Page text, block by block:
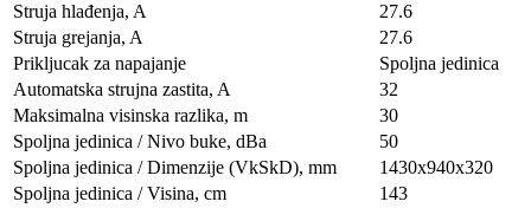
Struja hlađenja, A
27.6
Struja grejanja, A
27.6
Prikljucak za napajanje
Spoljna jedinica
Automatska strujna zastita, A
32
Maksimalna visinska razlika, m
30
Spoljna jedinica / Nivo buke, dBa
50
Spoljna jedinica / Dimenzije (VkSkD), mm
1430x940x320
Spoljna jedinica / Visina, сm
143